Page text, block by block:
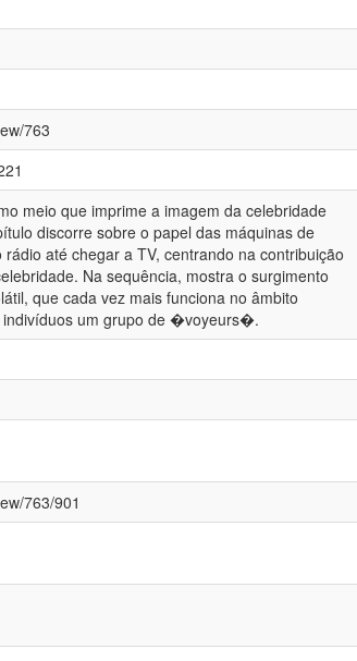
763
meio que imprime a imagem da celebridade
discorre sobre o papel das máquinas de
até chegar a TV, centrando na contribuição
Na sequência, mostra o surgimento
que cada vez mais funciona no âmbito
indivíduos um grupo de �voyeurs�.
763/901